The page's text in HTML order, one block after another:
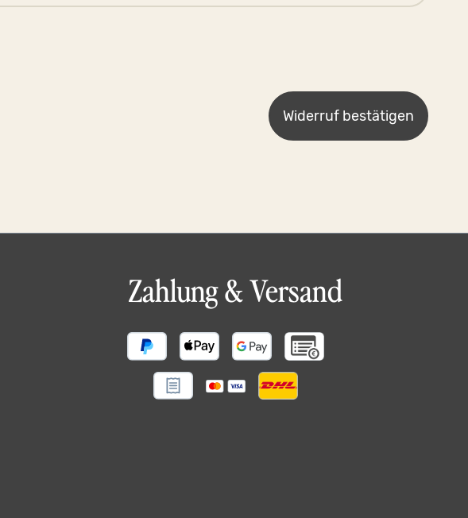
Widerruf bestätigen
Zahlung & Versand